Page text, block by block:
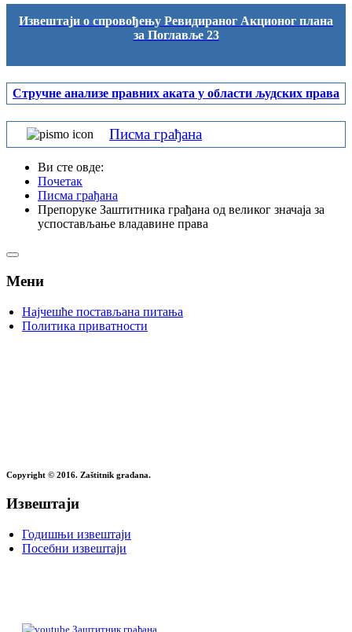
Извештаји о спровођењу Ревидираног Акционог плана
за Поглавље 23
Стручне анализе правних аката у области људских права
Писма грађана
Ви сте овде:
Почетак
Писма грађана
Препоруке Заштитника грађана од великог значаја за
успостављање владавине права
Мени
Најчешће постављана питања
Политика приватности
Copyright © 2016. Zaštitnik građana.
Извештаји
Годишњи извештаји
Посебни извештаји
Заштитник грађана